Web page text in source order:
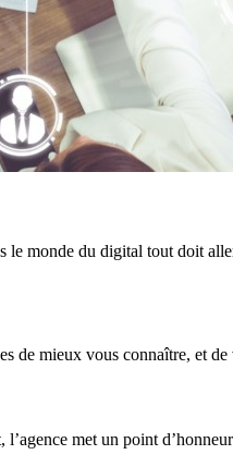
monde du digital tout doit
de mieux vous connaître, et
met un point